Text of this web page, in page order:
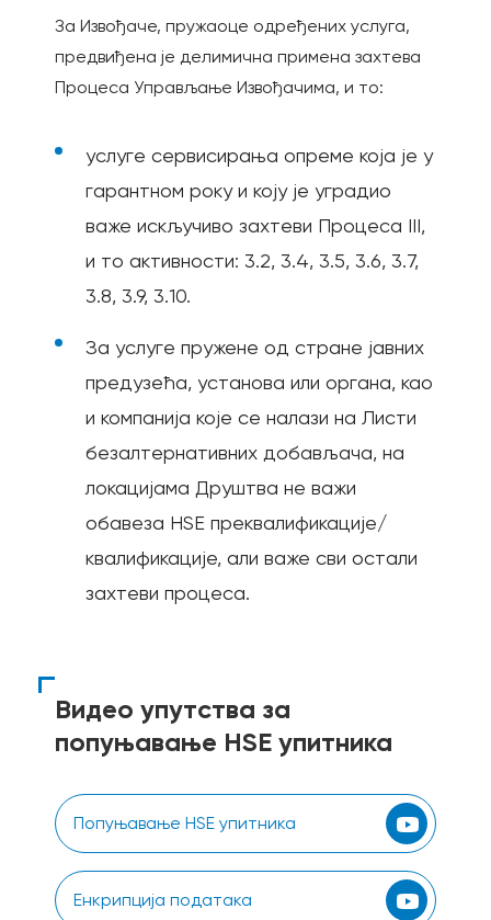
За Извођаче, пружаоце одређених услуга,
предвиђена је делимична примена захтева
Процеса Управљање Извођачима, и то:
услуге сервисирања опреме која је у
гарантном року и коју је уградио
важе искључиво захтеви Процеса III,
и то активности: 3.2, 3.4, 3.5, 3.6, 3.7,
3.8, 3.9, 3.10.
За услуге пружене од стране јавних
предузећа, установа или органа, као
и компанија које се налази на Листи
безалтернативних добављача, на
локацијама Друштва не важи
обавеза НЅЕ преквалификације/
квалификације, али важе сви остали
захтеви процеса.
Видео упутства за
попуњавање HSE упитника
Попуњавање HSE упитника
Енкрипција података